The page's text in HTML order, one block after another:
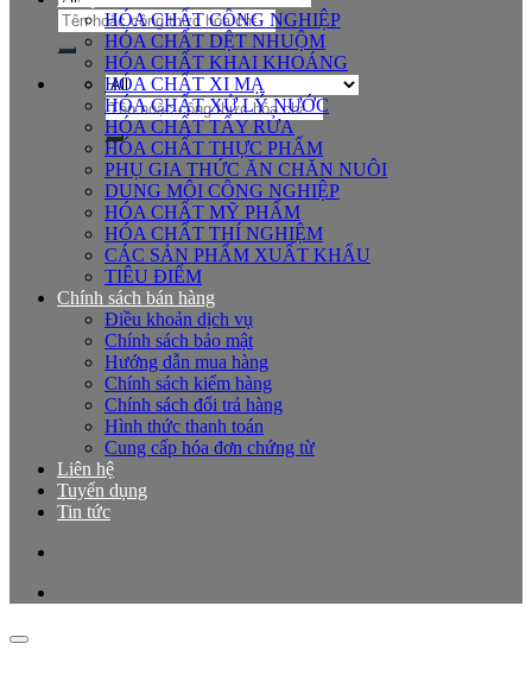
Tìm
kiếm:
Tìm
kiếm:
HÓA CHẤT CÔNG NGHIỆP
HÓA CHẤT DỆT NHUỘM
HÓA CHẤT KHAI KHOÁNG
HÓA CHẤT XI MẠ
HÓA CHẤT XỬ LÝ NƯỚC
HÓA CHẤT TẨY RỬA
HÓA CHẤT THỰC PHẨM
PHỤ GIA THỨC ĂN CHĂN NUÔI
DUNG MÔI CÔNG NGHIỆP
HÓA CHẤT MỸ PHẨM
HÓA CHẤT THÍ NGHIỆM
CÁC SẢN PHẨM XUẤT KHẨU
TIÊU ĐIỂM
Chính sách bán hàng
Điều khoản dịch vụ
Chính sách bảo mật
Hướng dẫn mua hàng
Chính sách kiểm hàng
Chính sách đổi trả hàng
Hình thức thanh toán
Cung cấp hóa đơn chứng từ
Liên hệ
Tuyển dụng
Tin tức